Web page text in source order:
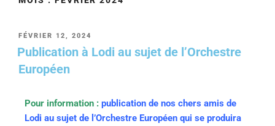
FÉVRIER 12, 2024
Publication à Lodi au sujet de l’Orchestre
Européen
Pour information : publication de nos chers amis de
Lodi au sujet de l’Orchestre Européen qui se produira